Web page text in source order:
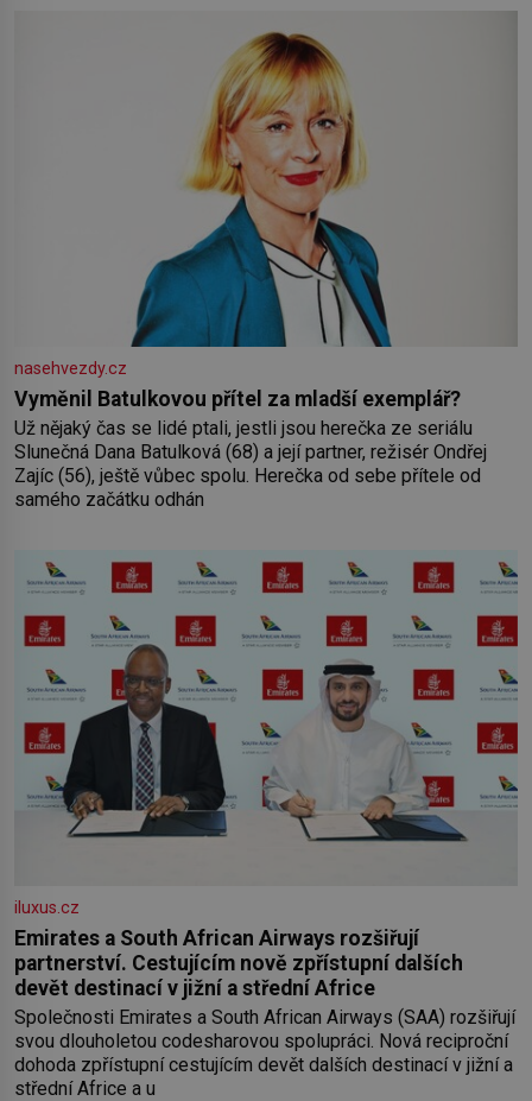
nasehvezdy.cz
Vyměnil Batulkovou přítel za mladší exemplář?
Už nějaký čas se lidé ptali, jestli jsou herečka ze seriálu
Slunečná Dana Batulková (68) a její partner, režisér Ondřej
Zajíc (56), ještě vůbec spolu. Herečka od sebe přítele od
samého začátku odhán
iluxus.cz
Emirates a South African Airways rozšiřují
partnerství. Cestujícím nově zpřístupní dalších
devět destinací v jižní a střední Africe
Společnosti Emirates a South African Airways (SAA) rozšiřují
svou dlouholetou codesharovou spolupráci. Nová reciproční
dohoda zpřístupní cestujícím devět dalších destinací v jižní a
střední Africe a u